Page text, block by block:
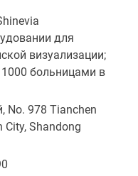
для
визуализации;
больницами в
No. 978 Tianchen
City, Shandong